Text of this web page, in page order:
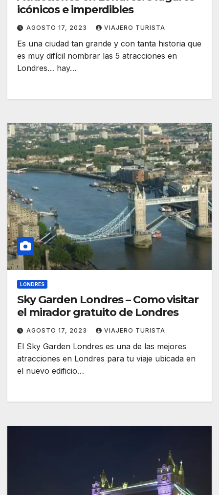
icónicos e imperdibles
AGOSTO 17, 2023 VIAJERO TURISTA
Es una ciudad tan grande y con tanta historia que
es muy difícil nombrar las 5 atracciones en
Londres… hay…
LONDRES
Sky Garden Londres – Como visitar
el mirador gratuito de Londres
AGOSTO 17, 2023 VIAJERO TURISTA
El Sky Garden Londres es una de las mejores
atracciones en Londres para tu viaje ubicada en
el nuevo edificio…